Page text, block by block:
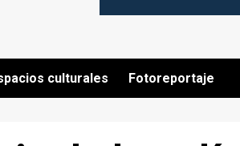
culturales Fotoreportaje